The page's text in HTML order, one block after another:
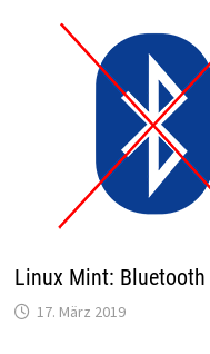
Linux Mint:
17. März 2019